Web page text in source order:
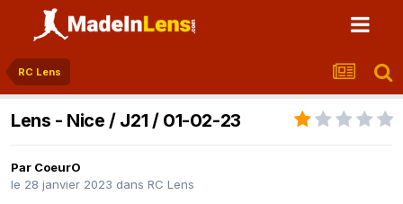
RC Lens
Lens - Nice / J21 / 01-02-23
Par CoeurO
le 28 janvier 2023 dans RC Lens